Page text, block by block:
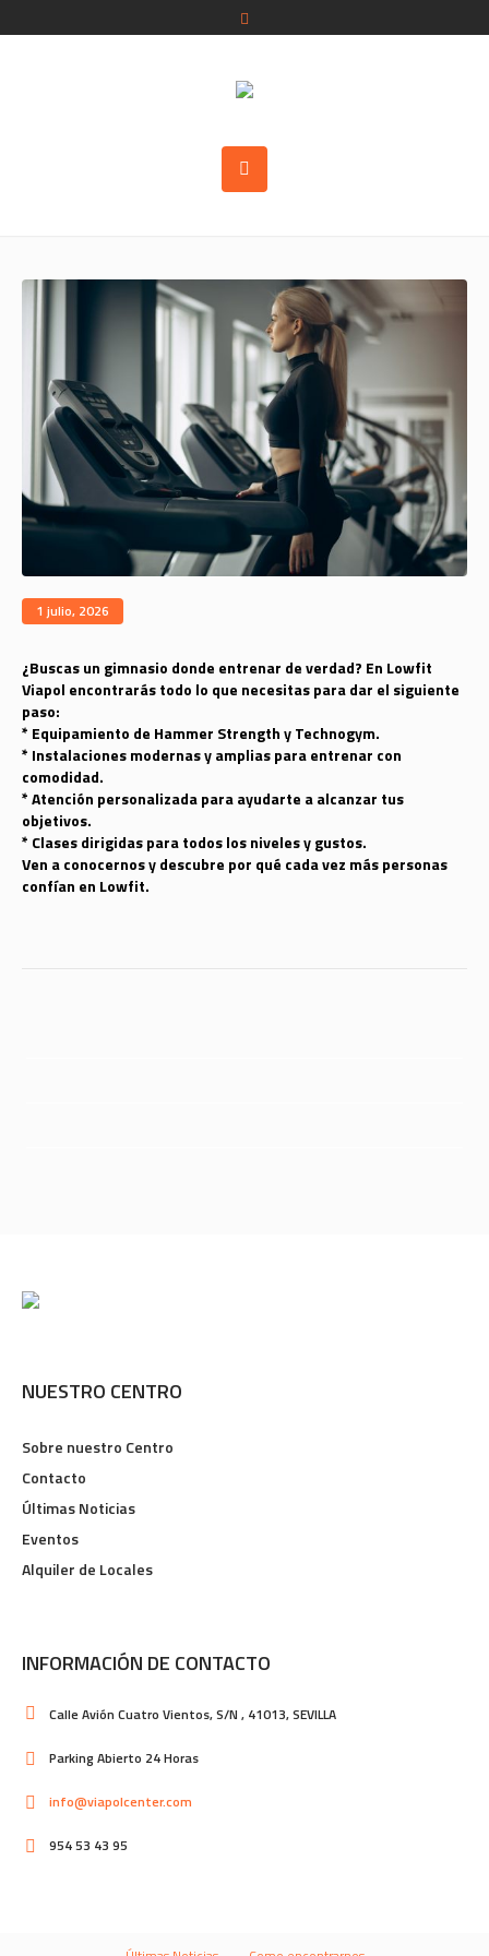
1 julio, 2026
¿Buscas un gimnasio donde entrenar de verdad? En Lowfit
Viapol encontrarás todo lo que necesitas para dar el siguiente
paso:
* Equipamiento de Hammer Strength y Technogym.
* Instalaciones modernas y amplias para entrenar con
comodidad.
* Atención personalizada para ayudarte a alcanzar tus
objetivos.
* Clases dirigidas para todos los niveles y gustos.
Ven a conocernos y descubre por qué cada vez más personas
confían en Lowfit.
NUESTRO CENTRO
Sobre nuestro Centro
Contacto
Últimas Noticias
Eventos
Alquiler de Locales
INFORMACIÓN DE CONTACTO
Calle Avión Cuatro Vientos, S/N , 41013, SEVILLA
Parking Abierto 24 Horas
info@viapolcenter.com
954 53 43 95